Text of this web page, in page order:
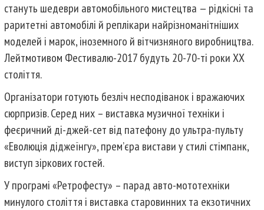
стануть шедеври автомобільного мистецтва — рідкісні та
раритетні автомобілі й реплікари найрізноманітніших
моделей і марок, іноземного й вітчизняного виробництва.
Лейтмотивом Фестивалю-2017 будуть 20-70-ті роки ХХ
століття.
Організатори готують безліч несподіванок і вражаючих
сюрпризів. Серед них – виставка музичної техніки і
феєричний ді-джей-сет від патефону до ультра-пульту
«Еволюція діджеїнгу», прем’єра вистави у стилі стімпанк,
виступ зіркових гостей.
У програмі «Ретрофесту» – парад авто-мототехніки
минулого століття і виставка старовинних та екзотичних